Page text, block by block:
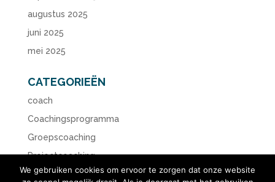
augustus 2025
juni 2025
mei 2025
CATEGORIEËN
coach
Coachingsprogramma
Groepscoaching
Projectcoaching
Workshop
We gebruiken cookies om ervoor te zorgen dat onze website